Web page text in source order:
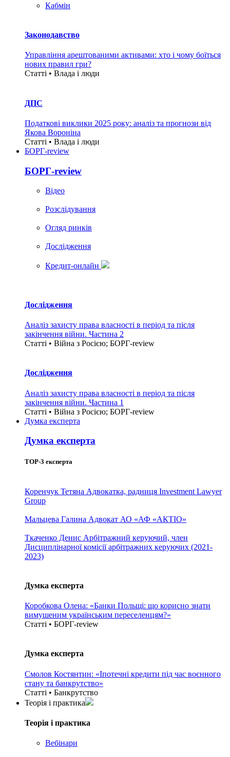
Кабмін
Законодавство
Управління арештованими активами: хто і чому боїться
нових правил гри?
Статті • Влада i люди
ДПС
Податкові виклики 2025 року: аналіз та прогнози від
Якова Вороніна
Статті • Влада i люди
БОРГ-review
БОРГ-review
Вiдео
Розслідування
Огляд ринків
Дослідження
Кредит-онлайн
Дослідження
Аналіз захисту права власності в період та після
закінчення війни. Частина 2
Статті • Війна з Росією; БОРГ-review
Дослідження
Аналіз захисту права власності в період та після
закінчення війни. Частина 1
Статті • Війна з Росією; БОРГ-review
Думка експерта
Думка експерта
TOP-3 експерта
Коренчук Тетяна Адвокатка, радниця Investment Lawyer
Group
Мальцева Галина Адвокат АО «АФ «АКТІО»
Ткаченко Денис Арбітражний керуючий, член
Дисциплінарної комісії арбітражних керуючих (2021-
2023)
Думка експерта
Коробкова Олена: «Банки Польщі: що корисно знати
вимушеним українським переселенцям?»
Статті • БОРГ-review
Думка експерта
Смолов Костянтин: «Іпотечні кредити під час воєнного
стану та банкрутство»
Статті • Банкрутство
Теорія i практика
Теорія i практика
Вебінари